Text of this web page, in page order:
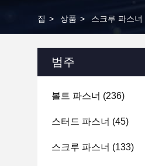
집 > 상품 > 스크루 파스너
범주
볼트 파스너 (236)
스터드 파스너 (45)
스크루 파스너 (133)